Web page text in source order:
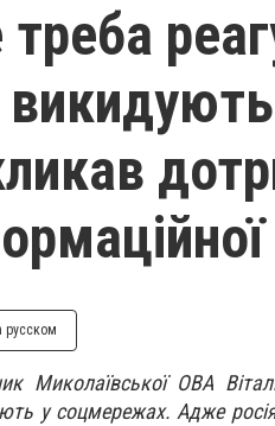
русском
Миколаївської ОВА
у соцмережах. Адже